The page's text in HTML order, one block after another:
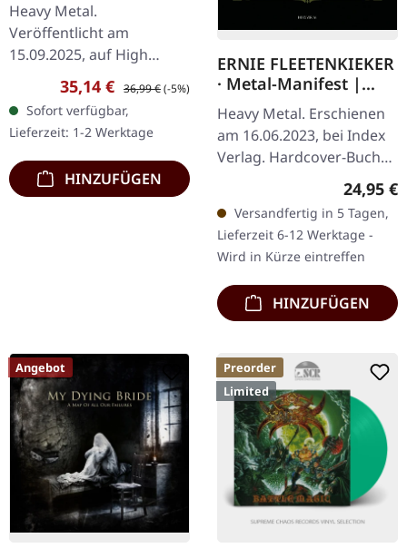
Heavy Metal.
Veröffentlicht am
15.09.2025, auf High
Roller Records. 180g
schwarzes Vinyl im
schweren Karton-Cover
mit A4-Einleger, Textblatt,
2x…
Verkaufspreis:
35,14 € Regulärer Preis:
36,99 €(-5%)
Sofort verfügbar,
Lieferzeit: 1-2 Werktage
HINZUFÜGEN
ERNIE FLEETENKIEKER
· Metal-Manifest |
BOOK
Heavy Metal. Erschienen
am 16.06.2023, bei Index
Verlag. Hardcover-Buch
mit Heißprägedruck.
Deutsche Ausgabe. 360
Seiten mit zahlreichen
Bildern.…
24,95 €
Versandfertig in 5 Tagen,
Lieferzeit 6-12 Werktage -
Wird in Kürze eintreffen
HINZUFÜGEN
Angebot
Preorder
Limited